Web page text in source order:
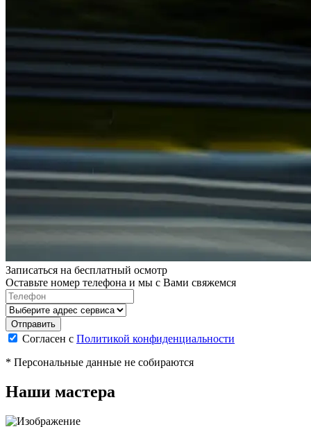
Записаться на бесплатный осмотр
Оставьте номер телефона и мы с Вами свяжемся
Согласен с Политикой конфиденциальности
* Персональные данные не собираются
Наши мастера